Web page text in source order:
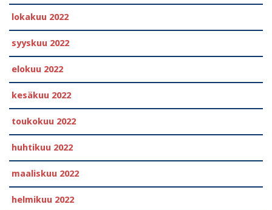
lokakuu 2022
syyskuu 2022
elokuu 2022
kesäkuu 2022
toukokuu 2022
huhtikuu 2022
maaliskuu 2022
helmikuu 2022